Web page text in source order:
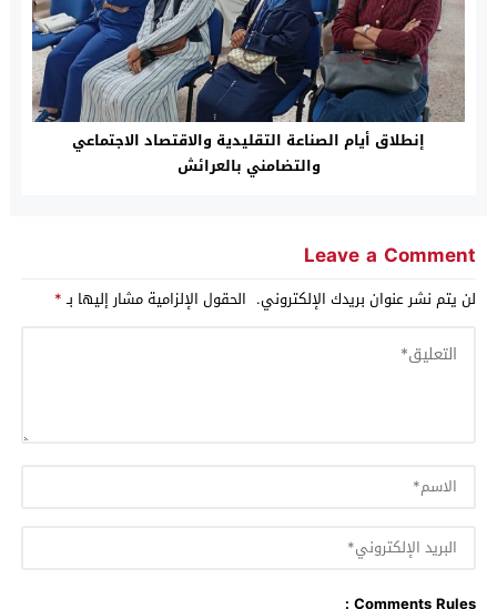
إنطلاق أيام الصناعة التقليدية والاقتصاد الاجتماعي
والتضامني بالعرائش
Leave a Comment
لن يتم نشر عنوان بريدك الإلكتروني. الحقول الإلزامية مشار إليها بـ*